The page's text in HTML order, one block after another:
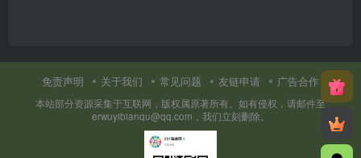
免责声明 关于我们 常见问题 友链申请 广告合作
本站部分资源采集于互联网，版权属原著所有。如有侵权，请邮件至
erwuyibianqu@qq.com，我们立刻删除。